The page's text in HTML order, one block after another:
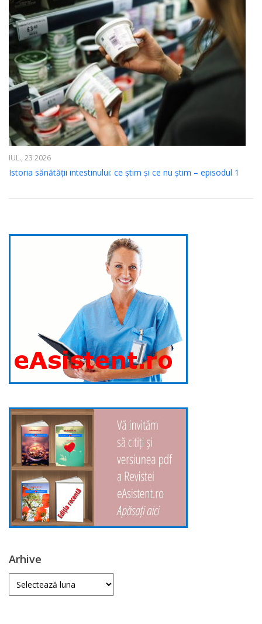
IUL., 23 2026
Istoria sănătății intestinului: ce știm și ce nu știm – episodul 1
Arhive
Arhive